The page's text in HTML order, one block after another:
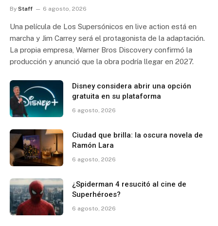
By Staff 6 agosto, 2026
Una película de Los Supersónicos en live action está en
marcha y Jim Carrey será el protagonista de la adaptación.
La propia empresa, Warner Bros Discovery confirmó la
producción y anunció que la obra podría llegar en 2027.
Disney considera abrir una opción
gratuita en su plataforma
6 agosto, 2026
Ciudad que brilla: la oscura novela de
Ramón Lara
6 agosto, 2026
¿Spiderman 4 resucitó al cine de
Superhéroes?
6 agosto, 2026